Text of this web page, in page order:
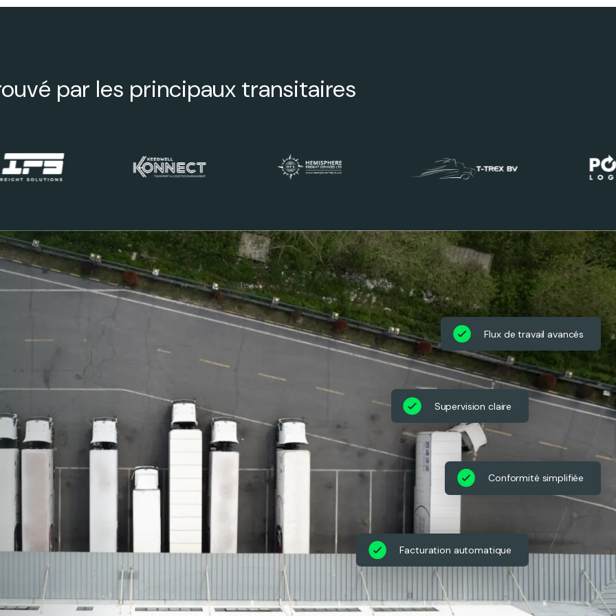
par les principaux transitaires
Flux de travail avancés
Supervision claire
Conformité simplifiée
Facturation automatique